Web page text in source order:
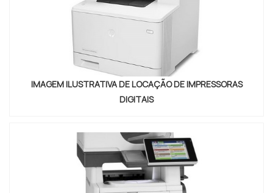
IMAGEM ILUSTRATIVA DE LOCAÇÃO DE IMPRESSORAS
DIGITAIS